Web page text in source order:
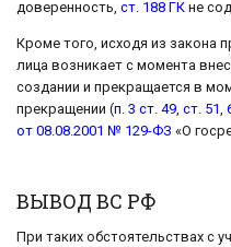
доверенность, ст. 188 ГК не
Кроме того, исходя из закона
лица возникает с момента
создании и прекращается в
прекращении (п. 3 ст. 49 ст. 51
от 08.08.2001 № 129-ФЗ «О
ВЫВОД ВС РФ
При таких обстоятельствах с